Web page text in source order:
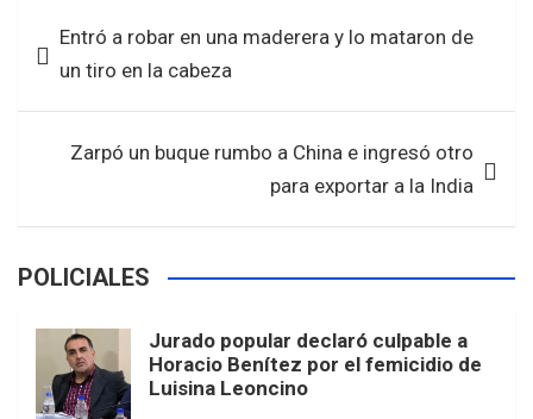
o
o
k
A
p
p
de Entró a robar en una maderera y lo mataron de
un tiro en la cabeza
Zarpó un buque rumbo a China e ingresó otro
para exportar a la India
POLICIALES
Jurado popular declaró culpable a
Horacio Benítez por el femicidio de
Luisina Leoncino